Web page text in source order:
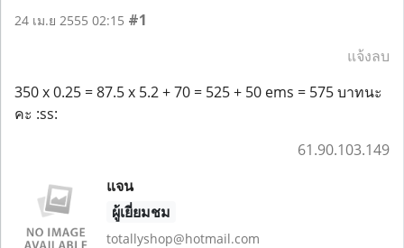
24 เม.ย 2555 02:15 #1
แจ้งลบ
350 x 0.25 = 87.5 x 5.2 + 70 = 525 + 50 ems = 575 บาทนะ
คะ :ss:
61.90.103.149
แจน
ผู้เยี่ยมชม
totallyshop@hotmail.com